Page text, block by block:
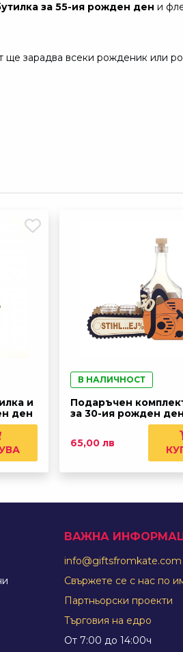
за 55-ия рожден ден и
ще зарадва всеки рожденик или
и
ден
В НАЛИЧНОСТ
Подаръчен
за 30-ия рожден ден
65,00 лв
ВАЖНА
info@giftsfromkate.com
Свържете се с нас по
Партньорски проекти
Търговия на едро
От 7:00 до 14:00ч